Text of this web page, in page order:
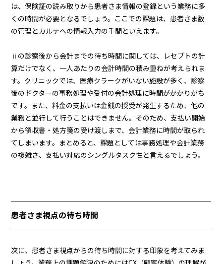
は、保険証の読み取りから患者さま情報の登録という業務に多
くの時間が必要となるでしょう。ここでの課題は、患者さま数
の管理とカルテへの情報入力の手間といえます。
ⅱの診察後から会計までの待ち時間に関しては、レセプトの計
算だけでなく、一人あたりの会計時間の積み重ねが考えられま
す。クリニックでは、医療クラークがいない施設が多く、診察
後のドクターの事務処理や受付の会計処理に時間がかかりがち
です。また、料金の支払いは金銭の授受が発生するため、他の
業務と並行して行うことはできません。そのため、支払い開始
から領収書・処方箋の受け渡しまで、会計業務に時間が取られ
てしまいます。まとめると、課題としては事務処理や会計業務
の複雑さ、支払い対応のシングルタスク性と言えるでしょう。
患者さま視点の待ち時間
次に、患者さま視点からの待ち時間に対する印象を考えてみま